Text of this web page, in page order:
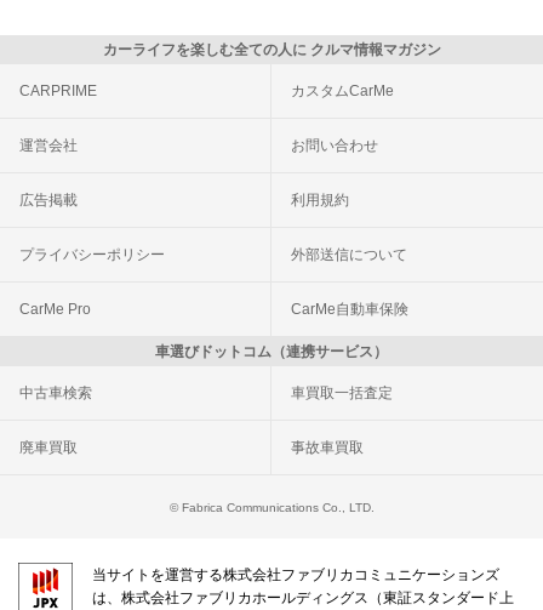
カーライフを楽しむ全ての人に クルマ情報マガジン
CARPRIME カスタムCarMe
運営会社 お問い合わせ
広告掲載 利用規約
プライバシーポリシー 外部送信について
CarMe Pro CarMe自動車保険
車選びドットコム（連携サービス）
中古車検索 車買取一括査定
廃車買取 事故車買取
© Fabrica Communications Co., LTD.
当サイトを運営する株式会社ファブリカコミュニケーションズ
は、株式会社ファブリカホールディングス（東証スタンダード上